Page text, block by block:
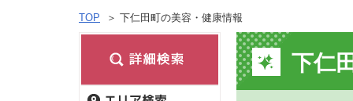
TOP ＞ 下仁田町の美容・健康情報
下仁